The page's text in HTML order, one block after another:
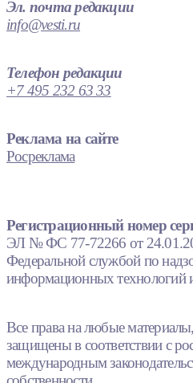
Эл. почта редакции
info@vesti.ru
Телефон редакции
+7 495 232 63 33
Реклама на сайте
Росреклама
Регистрационный номер
ЭЛ № ФС 77-72266 от
Федеральной службой по
информационных технологий
Все права на любые
защищены в соответствии с
международным